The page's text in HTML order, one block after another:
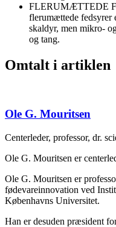
FLERUMÆTTEDE
flerumættede fedsyrer
skaldyr, men mikro-
og tang.
Omtalt i artiklen
Ole G. Mouritsen
Centerleder, professor, dr.
Ole G. Mouritsen er
Ole G. Mouritsen er
fødevareinnovation ved
Københavns Universitet.
Han er desuden præsident